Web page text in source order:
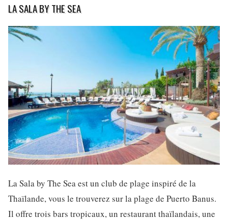
LA SALA BY THE SEA
La Sala by The Sea est un club de plage inspiré de la
Thaïlande, vous le trouverez sur la plage de Puerto Banus.
Il offre trois bars tropicaux, un restaurant thaïlandais, une